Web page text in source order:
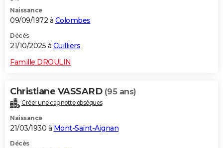
Naissance
09/09/1972 à Colombes
Décès
21/10/2025 à Guilliers
Famille DROULIN
Christiane VASSARD (95 ans)
Créer une cagnotte obsèques
Naissance
21/03/1930 à Mont-Saint-Aignan
Décès